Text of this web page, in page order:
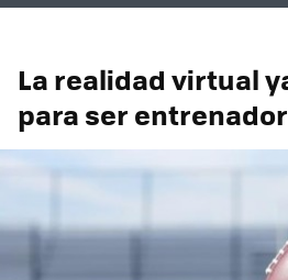
La realidad virtual
para ser